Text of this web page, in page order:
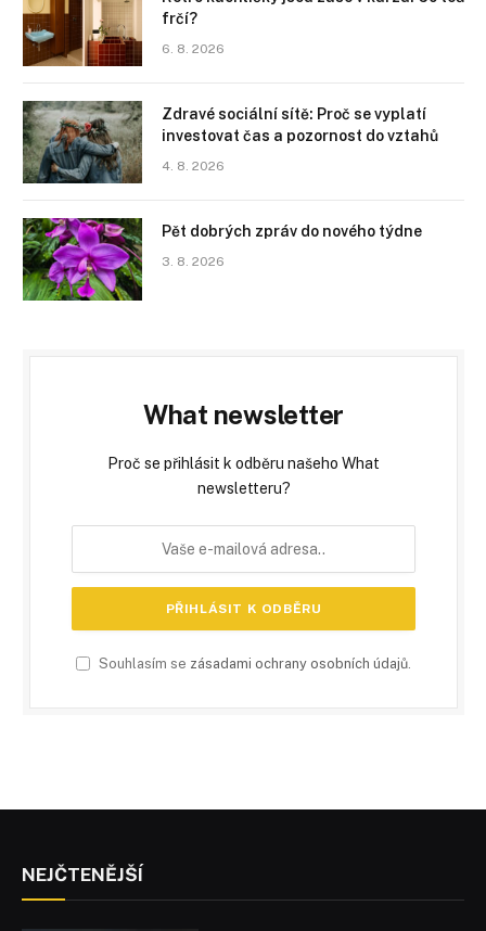
frčí?
6. 8. 2026
Zdravé sociální sítě: Proč se vyplatí
investovat čas a pozornost do vztahů
4. 8. 2026
Pět dobrých zpráv do nového týdne
3. 8. 2026
What newsletter
Proč se přihlásit k odběru našeho What
newsletteru?
Souhlasím se zásadami ochrany osobních údajů
NEJČTENĚJŠÍ